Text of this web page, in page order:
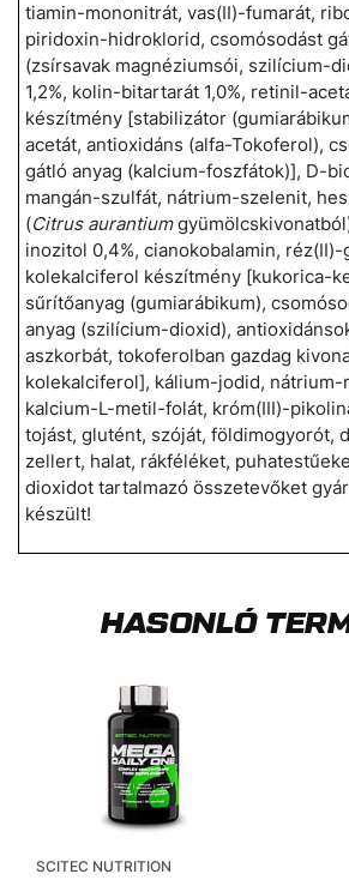
tiamin-mononitrát, vas(II)-fumarát,
piridoxin-hidroklorid, csomósodást
(zsírsavak magnéziumsói, szilícium-
1,2%, kolin-bitartarát 1,0%, retinil-
készítmény [stabilizátor
acetát, antioxidáns (alfa-Tokoferol),
gátló anyag (kalcium-foszfátok)], D-
mangán-szulfát, nátrium-szelenit,
(Citrus aurantium
inozitol 0,4%, cianokobalamin, réz(II)-
kolekalciferol készítmény [kukorica-
sűrítőanyag (gumiarábikum),
anyag (szilícium-dioxid),
aszkorbát, tokoferolban gazdag
kolekalciferol], kálium-jodid, nátrium-
kalcium-L-metil-folát, króm(III)-
tojást, glutént, szóját, földimogyorót,
zellert, halat, rákféléket,
dioxidot tartalmazó összetevőket
készült!
HASONLÓ
SCITEC NUTRITION